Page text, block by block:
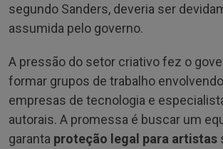
segundo Sanders, deveria ser
assumida pelo governo.
A pressão do setor criativo fez o
formar grupos de trabalho
empresas de tecnologia e
autorais. A promessa é buscar um
garanta proteção legal para artistas